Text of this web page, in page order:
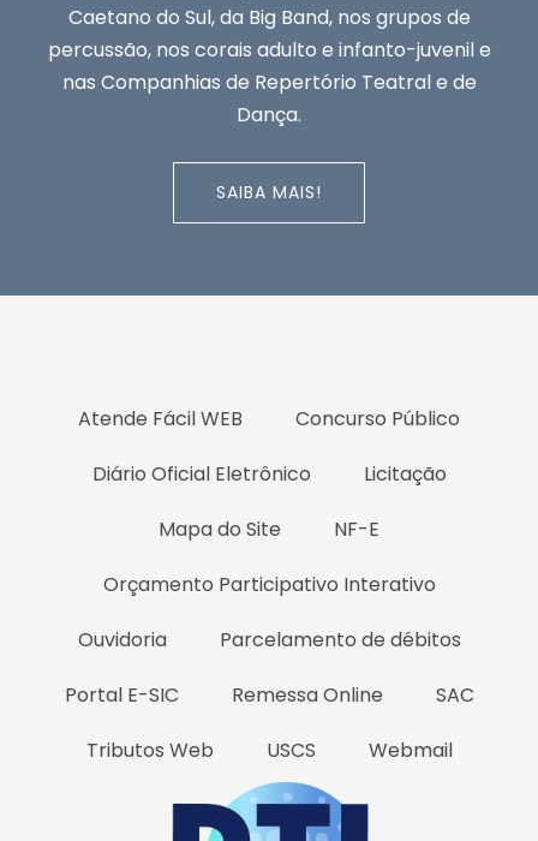
Caetano do Sul, da Big Band, nos grupos de
percussão, nos corais adulto e infanto-juvenil e
nas Companhias de Repertório Teatral e de
Dança.
SAIBA MAIS!
Atende Fácil WEB
Concurso Público
Diário Oficial Eletrônico
Licitação
Mapa do Site
NF-E
Orçamento Participativo Interativo
Ouvidoria
Parcelamento de débitos
Portal E-SIC
Remessa Online
SAC
Tributos Web
USCS Webmail